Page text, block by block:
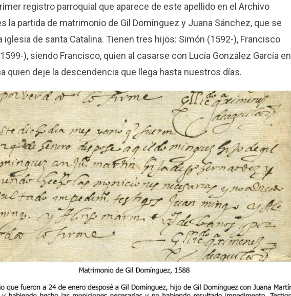
registro parroquial que aparece de este apellido en el Archivo
la partida de matrimonio de Gil Domínguez y Juana Sánchez, que se
iglesia de santa Catalina. Tienen tres hijos: Simón (1592-), Francisco
), siendo Francisco, quien al casarse con Lucía González García en
quien deje la descendencia que llega hasta nuestros días.